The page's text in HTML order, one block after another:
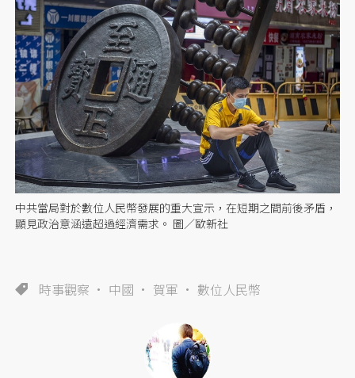
中共當局對於數位人民幣發展的重大宣示，在短期之間前後矛盾，
顯見政治意涵遠超過經濟需求。 圖／歐新社
時事觀察 中國 賀軍 數位人民幣